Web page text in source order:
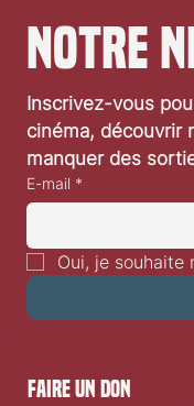
notre
Inscrivez-vous
cinéma, découvrir
manquer des
E-mail *
Oui, je souhaite
faire un don